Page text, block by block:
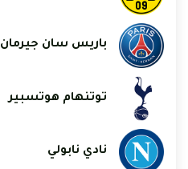
باريس سان جيرمان
توتنهام هوتسبير
نادي نابولي